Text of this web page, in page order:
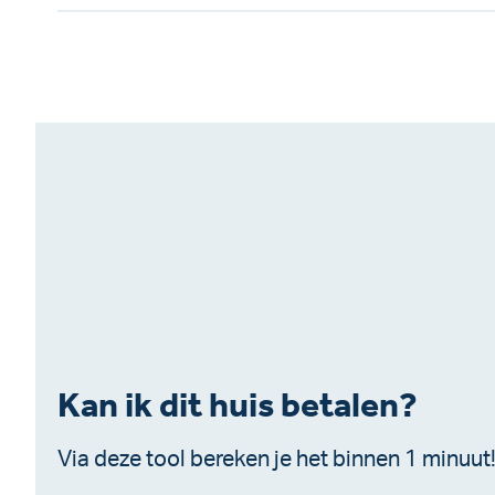
Kan ik dit huis betalen?
Via deze tool bereken je het binnen 1 minuut!